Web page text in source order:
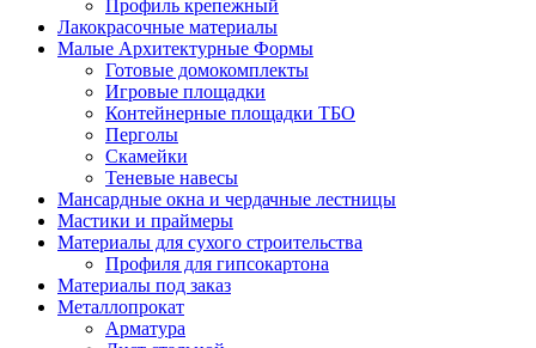
Профиль крепежный
Лакокрасочные материалы
Малые Архитектурные Формы
Готовые домокомплекты
Игровые площадки
Контейнерные площадки ТБО
Перголы
Скамейки
Теневые навесы
Мансардные окна и чердачные лестницы
Мастики и праймеры
Материалы для сухого строительства
Профиля для гипсокартона
Материалы под заказ
Металлопрокат
Арматура